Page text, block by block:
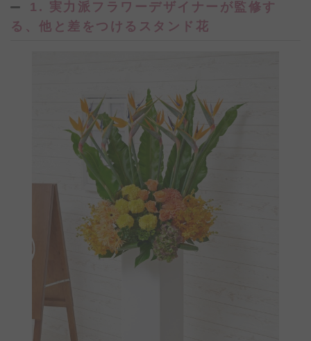
1. 実力派フラワーデザイナーが監修す
る、他と差をつけるスタンド花